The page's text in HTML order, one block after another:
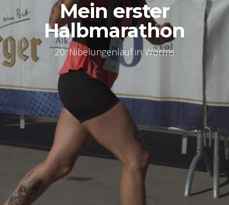
Mein erster
Halbmarathon
20. Nibelungenlauf in Worms